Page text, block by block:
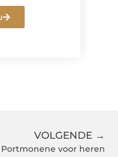
VOLGENDE →
Portmonene voor heren